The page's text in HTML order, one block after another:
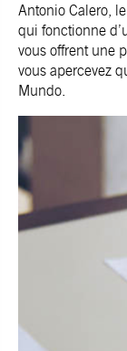
Antonio Calero,
qui fonctionne
vous offrent une
vous apercevez
Mundo.